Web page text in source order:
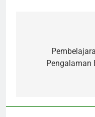
navigation
Pengalaman